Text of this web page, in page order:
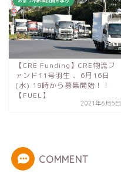
【CRE Funding】CRE物流フ
ァンド11号羽生 、6月16日
(水) 19時から募集開始！！
【FUEL】
2021年6月5日
COMMENT